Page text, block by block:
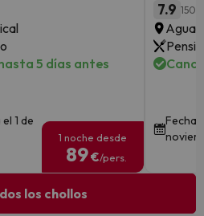
5 días antes
1 de
1 noche desde
89€/pers.
7.9
los chollos